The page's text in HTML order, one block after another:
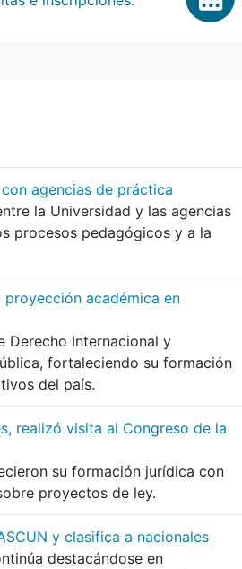
agencias de práctica
la Universidad y las agencias
procesos pedagógicos y a la
académica en
Derecho Internacional y
fortaleciendo su formación
del país.
realizó visita al Congreso de la
su formación jurídica con
proyectos de ley.
y clasifica a nacionales
destacándose en